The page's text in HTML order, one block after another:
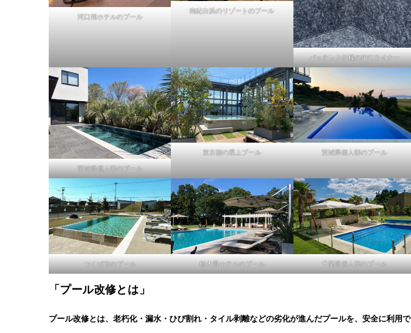
河口湖ホテルのプール
南紀白浜のリゾートのプール
パッチレス仕様のPVCライナー
茨城県個人邸のプール
東京都の屋上プール 茨城県個人邸のプール
つくば市のプール 栃木県ホテルのプール 千葉県個人邸のプール
「プール改修とは」
プール改修とは、老朽化・漏水・ひび割れ・タイル剥離などの劣化が進んだプールを、安全に利用で